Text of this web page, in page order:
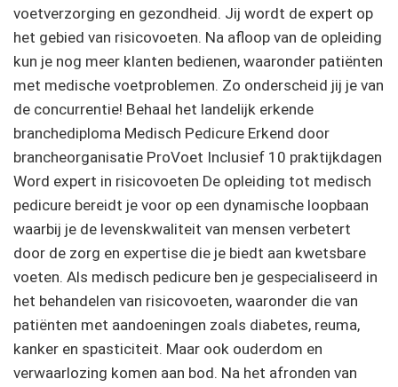
voetverzorging en gezondheid. Jij wordt de expert op
het gebied van risicovoeten. Na afloop van de opleiding
kun je nog meer klanten bedienen, waaronder patiënten
met medische voetproblemen. Zo onderscheid jij je van
de concurrentie! Behaal het landelijk erkende
branchediploma Medisch Pedicure Erkend door
brancheorganisatie ProVoet Inclusief 10 praktijkdagen
Word expert in risicovoeten De opleiding tot medisch
pedicure bereidt je voor op een dynamische loopbaan
waarbij je de levenskwaliteit van mensen verbetert
door de zorg en expertise die je biedt aan kwetsbare
voeten. Als medisch pedicure ben je gespecialiseerd in
het behandelen van risicovoeten, waaronder die van
patiënten met aandoeningen zoals diabetes, reuma,
kanker en spasticiteit. Maar ook ouderdom en
verwaarlozing komen aan bod. Na het afronden van